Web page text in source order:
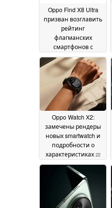
Oppo Find X8 Ultra
призван возглавить
рейтинг
флагманских
смартфонов с
плоским экраном
Android в 2025 году25
January 2025
Oppo Watch X2:
замечены рендеры
новых smartwatch и
подробности о
характеристиках 22
January 2025